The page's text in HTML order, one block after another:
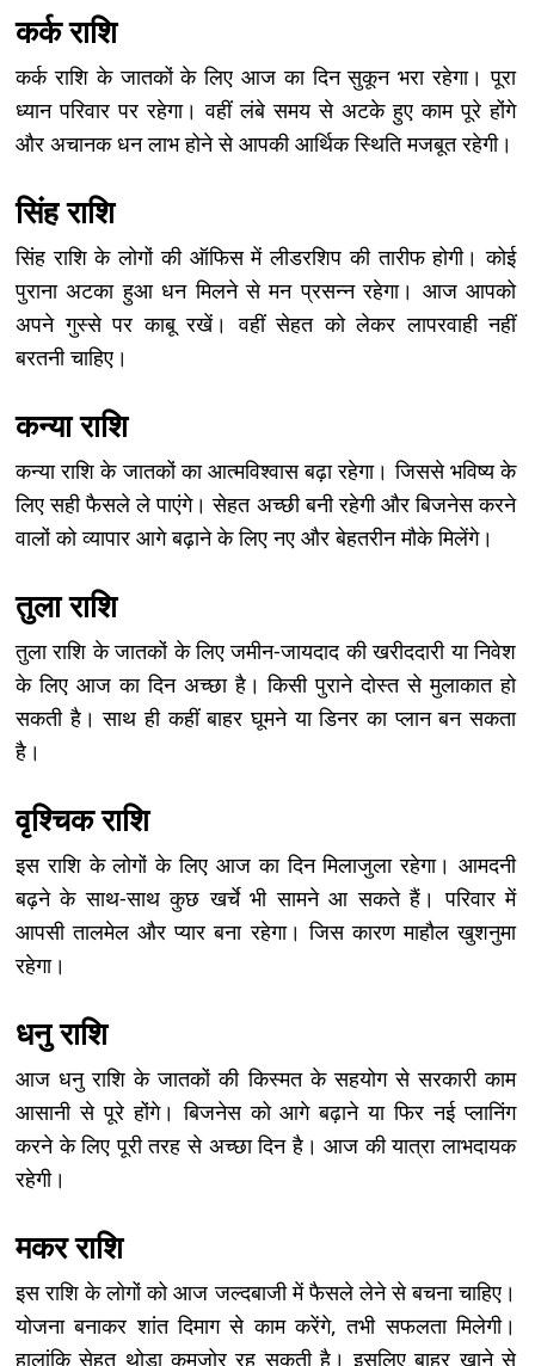
कर्क राशि
कर्क राशि के जातकों के लिए आज का दिन सुकून भरा रहेगा। पूरा
ध्यान परिवार पर रहेगा। वहीं लंबे समय से अटके हुए काम पूरे होंगे
और अचानक धन लाभ होने से आपकी आर्थिक स्थिति मजबूत रहेगी।
सिंह राशि
सिंह राशि के लोगों की ऑफिस में लीडरशिप की तारीफ होगी। कोई
पुराना अटका हुआ धन मिलने से मन प्रसन्न रहेगा। आज आपको
अपने गुस्से पर काबू रखें। वहीं सेहत को लेकर लापरवाही नहीं
बरतनी चाहिए।
कन्या राशि
कन्या राशि के जातकों का आत्मविश्वास बढ़ा रहेगा। जिससे भविष्य के
लिए सही फैसले ले पाएंगे। सेहत अच्छी बनी रहेगी और बिजनेस करने
वालों को व्यापार आगे बढ़ाने के लिए नए और बेहतरीन मौके मिलेंगे।
तुला राशि
तुला राशि के जातकों के लिए जमीन-जायदाद की खरीददारी या निवेश
के लिए आज का दिन अच्छा है। किसी पुराने दोस्त से मुलाकात हो
सकती है। साथ ही कहीं बाहर घूमने या डिनर का प्लान बन सकता
है।
वृश्चिक राशि
इस राशि के लोगों के लिए आज का दिन मिलाजुला रहेगा। आमदनी
बढ़ने के साथ-साथ कुछ खर्चे भी सामने आ सकते हैं। परिवार में
आपसी तालमेल और प्यार बना रहेगा। जिस कारण माहौल खुशनुमा
रहेगा।
धनु राशि
आज धनु राशि के जातकों की किस्मत के सहयोग से सरकारी काम
आसानी से पूरे होंगे। बिजनेस को आगे बढ़ाने या फिर नई प्लानिंग
करने के लिए पूरी तरह से अच्छा दिन है। आज की यात्रा लाभदायक
रहेगी।
मकर राशि
इस राशि के लोगों को आज जल्दबाजी में फैसले लेने से बचना चाहिए।
योजना बनाकर शांत दिमाग से काम करेंगे, तभी सफलता मिलेगी।
हालांकि सेहत थोड़ा कमजोर रह सकती है। इसलिए बाहर खाने से